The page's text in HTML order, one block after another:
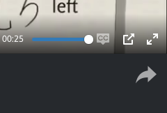
00:25
EnablePIP